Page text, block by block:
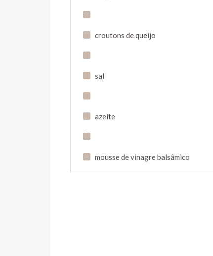
croutons de queijo
sal
azeite
mousse de vinagre balsâmico